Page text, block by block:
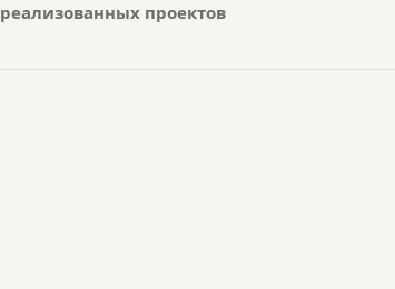
реализованных проектов